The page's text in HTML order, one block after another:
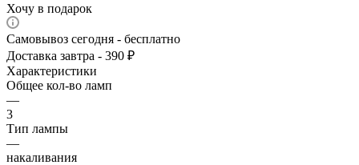
Хочу в подарок
Самовывоз сегодня - бесплатно
Доставка завтра - 390 ₽
Характеристики
Общее кол-во ламп
—
3
Тип лампы
—
накаливания